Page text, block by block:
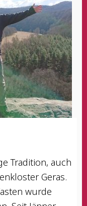
Tra­di­ti­on, auch
Geras.
wur­de